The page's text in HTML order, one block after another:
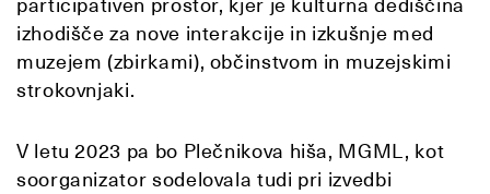
participativen prostor, kjer je kulturna dediščina
izhodišče za nove interakcije in izkušnje med
muzejem (zbirkami), občinstvom in muzejskimi
strokovnjaki.
V letu 2023 pa bo Plečnikova hiša, MGML, kot
soorganizator sodelovala tudi pri izvedbi